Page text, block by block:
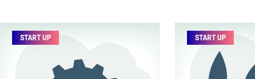
START UP START UP